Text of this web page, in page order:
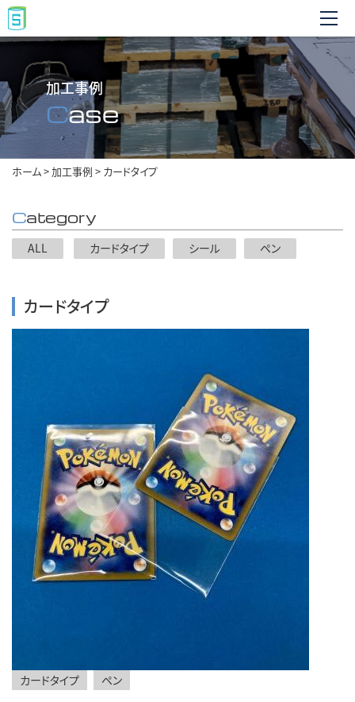
加工事例
Case
ホーム>加工事例 > カードタイプ
Category
ALL カードタイプ シール ペン
カードタイプ
カードタイプ ペン